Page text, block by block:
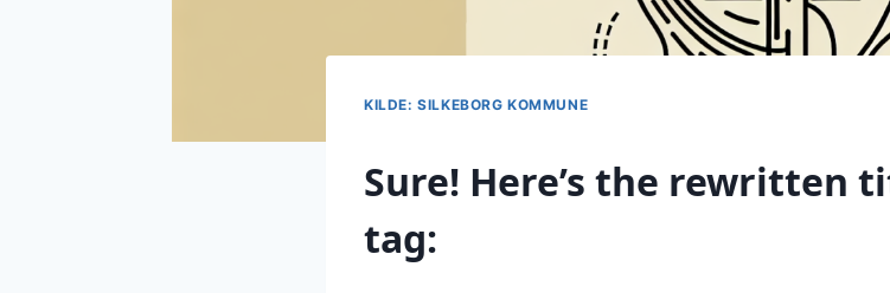
KILDE: SILKEBORG KOMMUNE
Sure! Here’s the rewritten
tag: